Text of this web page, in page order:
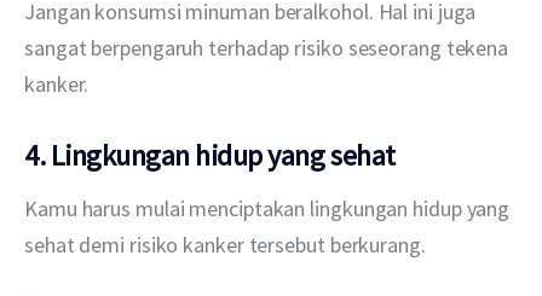
Jangan konsumsi minuman beralkohol. Hal ini juga
sangat berpengaruh terhadap risiko seseorang tekena
kanker.
4. Lingkungan hidup yang sehat
Kamu harus mulai menciptakan lingkungan hidup yang
sehat demi risiko kanker tersebut berkurang.